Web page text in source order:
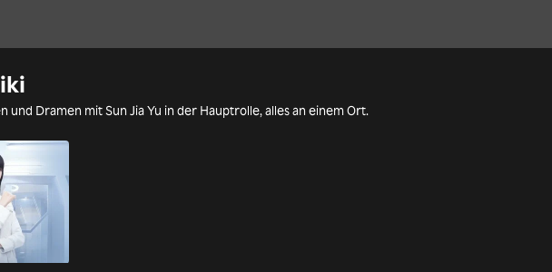
und Dramen mit Sun Jia Yu in der Hauptrolle, alles an einem Ort.